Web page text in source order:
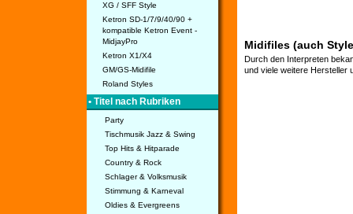
XG / SFF Style
Ketron SD-1/7/9/40/90 +
kompatible Ketron Event -
MidjayPro
Ketron X1/X4
GM/GS-Midifile
Roland Styles
• Titel nach Rubriken
Party
Tischmusik Jazz & Swing
Top Hits & Hitparade
Country & Rock
Schlager & Volksmusik
Stimmung & Karneval
Oldies & Evergreens
Midifiles (auch
Durch den Interpreten
und viele weitere Hersteller